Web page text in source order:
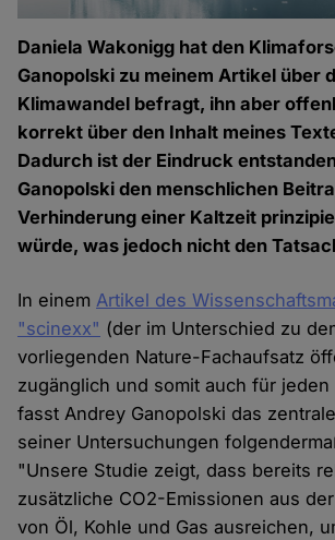
Daniela Wakonigg hat den
Ganopolski zu meinem Artikel über
Klimawandel befragt, ihn aber
korrekt über den Inhalt meines
Dadurch ist der Eindruck
Ganopolski den menschlichen
Verhinderung einer Kaltzeit
würde, was jedoch nicht den
In einemArtikel des
"scinexx" (der im Unterschied zu
vorliegenden Nature-Fachaufsatz
zugänglich und somit auch für
fasst Andrey Ganopolski das
seiner Untersuchungen
"Unsere Studie zeigt, dass bereits
zusätzliche CO2-Emissionen aus
von Öl, Kohle und Gas ausreichen,